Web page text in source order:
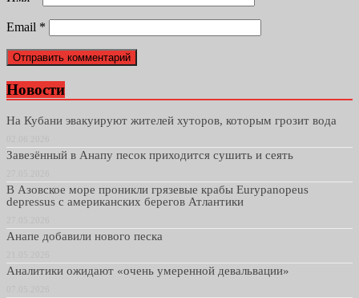
Email *
Новости
На Кубани эвакуируют жителей хуторов, которым грозит вода
Завезённый в Анапу песок приходится сушить и сеять
В Азовское море проникли грязевые крабы Eurypanopeus
depressus с американских берегов Атлантики
Анапе добавили нового песка
Аналитики ожидают «очень умеренной девальвации»